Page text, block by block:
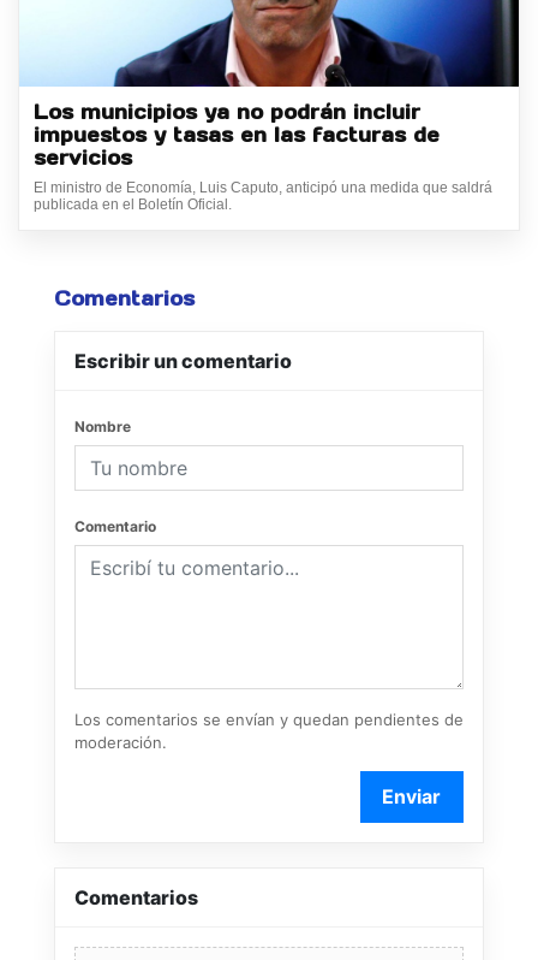
Los municipios ya no podrán incluir
impuestos y tasas en las facturas de
servicios
El ministro de Economía, Luis Caputo, anticipó una medida que saldrá
publicada en el Boletín Oficial.
Comentarios
Escribir un comentario
Nombre
Comentario
Los comentarios se envían y quedan pendientes de
moderación.
Enviar
Comentarios